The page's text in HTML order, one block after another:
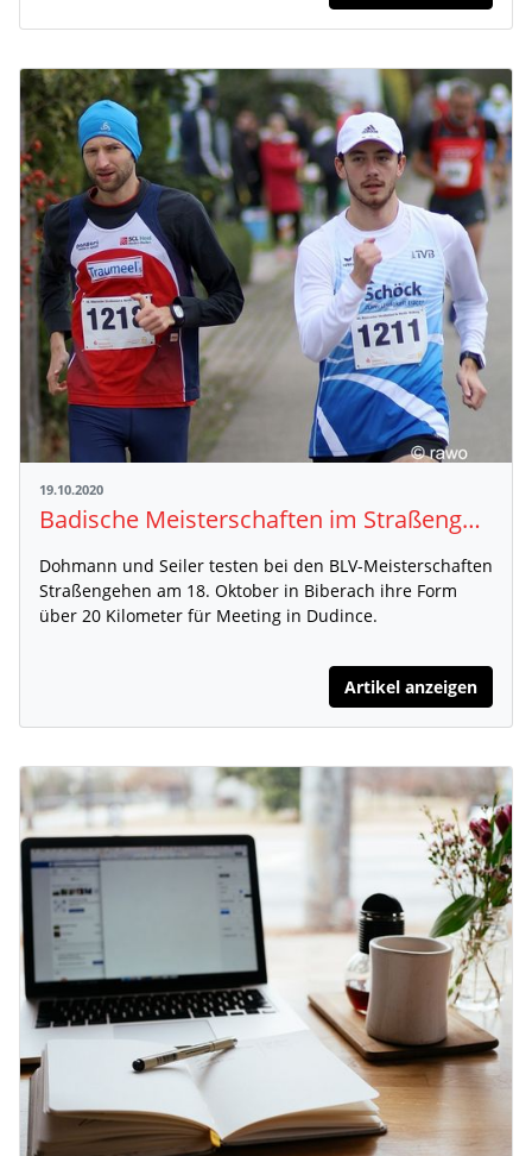
19.10.2020
Badische Meisterschaften im Straßengehen
Dohmann und Seiler testen bei den BLV-Meisterschaften
Straßengehen am 18. Oktober in Biberach ihre Form
über 20 Kilometer für Meeting in Dudince.
Artikel anzeigen